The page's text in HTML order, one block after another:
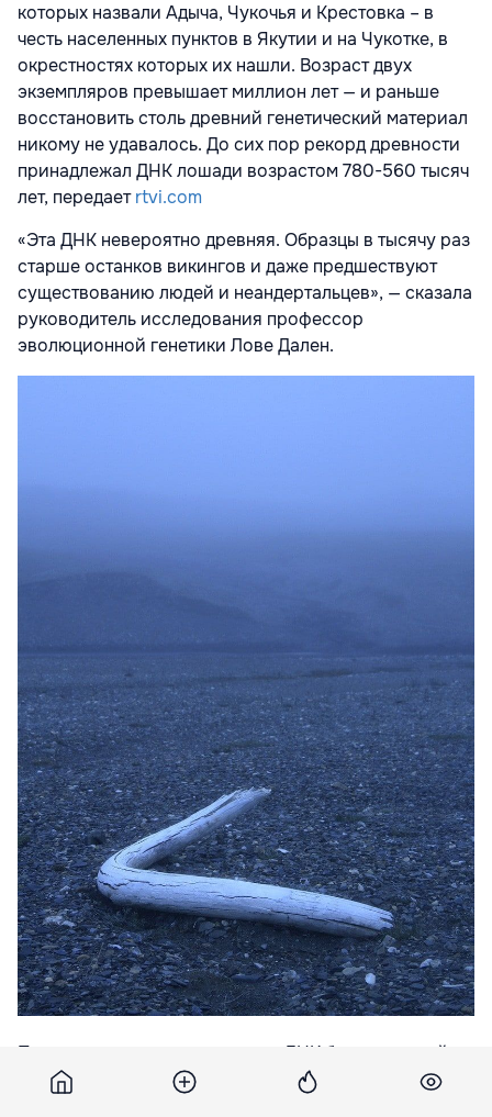
которых назвали Адыча, Чукочья и Крестовка – в
честь населенных пунктов в Якутии и на Чукотке, в
окрестностях которых их нашли. Возраст двух
экземпляров превышает миллион лет — и раньше
восстановить столь древний генетический материал
никому не удавалось. До сих пор рекорд древности
принадлежал ДНК лошади возрастом 780-560 тысяч
лет, передаетrtvi.com
«Эта ДНК невероятно древняя. Образцы в тысячу раз
старше останков викингов и даже предшествуют
существованию людей и неандертальцев», — сказала
руководитель исследования профессор
эволюционной генетики Лове Дален.
По словам ученых, извлечение ДНК было сложной
задачей — в образцах осталось лишь незначительное